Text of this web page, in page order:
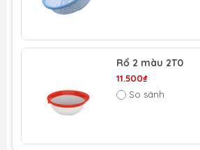
Rổ 2 màu 2T0
11.500₫
So sánh